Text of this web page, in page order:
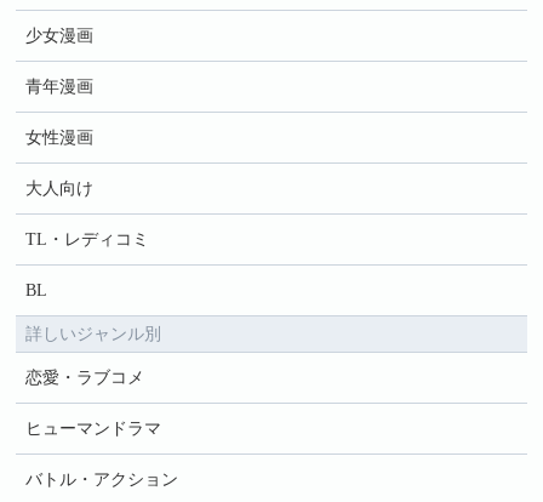
少女漫画
青年漫画
女性漫画
大人向け
TL・レディコミ
BL
詳しいジャンル別
恋愛・ラブコメ
ヒューマンドラマ
バトル・アクション